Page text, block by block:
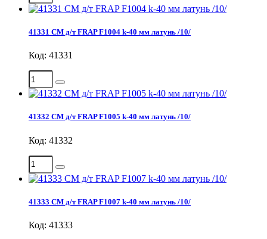
41331 СМ д/т FRAP F1004 k-40 мм латунь /10/
Код: 41331
41332 СМ д/т FRAP F1005 k-40 мм латунь /10/
Код: 41332
41333 СМ д/т FRAP F1007 k-40 мм латунь /10/
Код: 41333